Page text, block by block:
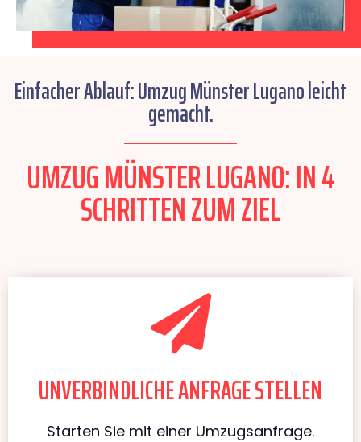
Einfacher Ablauf: Umzug Münster Lugano leicht
gemacht.
UMZUG MÜNSTER LUGANO: IN 4
SCHRITTEN ZUM ZIEL
UNVERBINDLICHE ANFRAGE STELLEN
Starten Sie mit einer Umzugsanfrage.